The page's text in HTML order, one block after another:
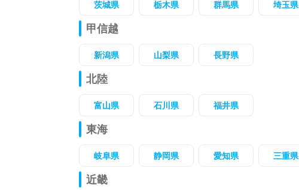
茨城県 栃木県 群馬県 埼玉県
甲信越
新潟県 山梨県 長野県
北陸
富山県 石川県 福井県
東海
岐阜県 静岡県 愛知県 三重県
近畿